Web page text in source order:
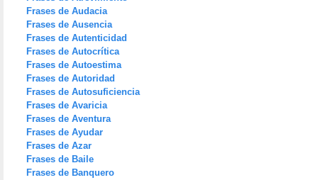
Frases de Audacia
Frases de Ausencia
Frases de Autenticidad
Frases de Autocrítica
Frases de Autoestima
Frases de Autoridad
Frases de Autosuficiencia
Frases de Avaricia
Frases de Aventura
Frases de Ayudar
Frases de Azar
Frases de Baile
Frases de Banquero